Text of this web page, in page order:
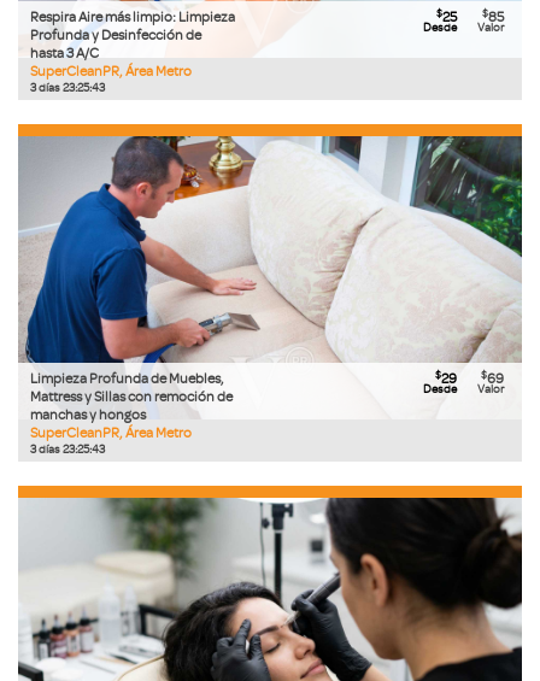
Respira Aire más limpio: Limpieza
Profunda y Desinfección de
hasta 3 A/C
SuperCleanPR, Área Metro
3días23:25:42
$25
Desde
$85
Valor
Limpieza Profunda de Muebles,
Mattress y Sillas con remoción de
manchas y hongos
SuperCleanPR, Área Metro
3días23:25:42
$29
Desde
$69
Valor